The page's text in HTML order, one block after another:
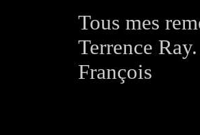
Tous mes
Terrence Ray.
François